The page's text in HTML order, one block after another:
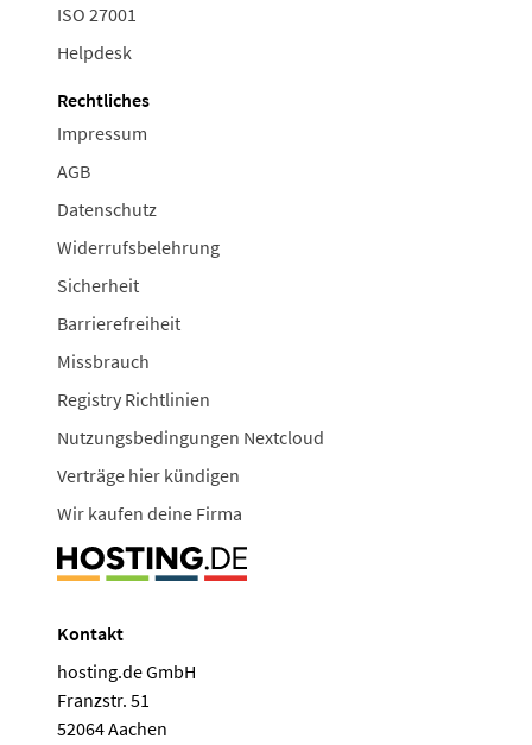
ISO 27001
Helpdesk
Rechtliches
Impressum
AGB
Datenschutz
Widerrufsbelehrung
Sicherheit
Barrierefreiheit
Missbrauch
Registry Richtlinien
Nutzungsbedingungen Nextcloud
Verträge hier kündigen
Wir kaufen deine Firma
Kontakt
hosting.de GmbH
Franzstr. 51
52064 Aachen